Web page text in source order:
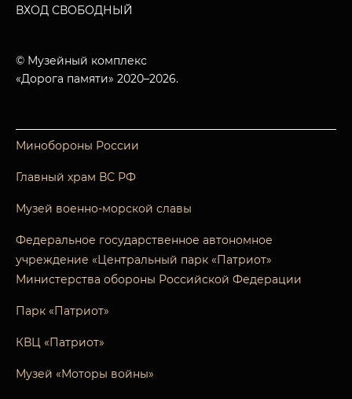
ВХОД СВОБОДНЫЙ
© Музейный комплекс
«Дорога памяти» 2020–2026.
Минобороны России
Главный храм ВС РФ
Музей военно-морской славы
Федеральное государственное автономное
учреждение «Центральный парк «Патриот»
Министерства обороны Российской Федерации
Парк «Патриот»
КВЦ «Патриот»
Музей «Моторы войны»